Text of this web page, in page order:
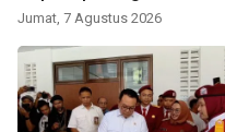
Jumat, 7 Agustus 2026